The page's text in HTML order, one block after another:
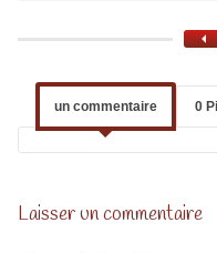
un commentaire 0
Laisser un commentaire